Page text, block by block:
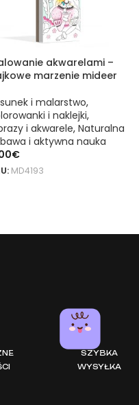
akwarelami –
marzenie mideer
i malarstwo,
i naklejki,
i akwarele, Naturalna
i aktywna nauka
€
MD4193
SZYBKA
WYSYŁKA